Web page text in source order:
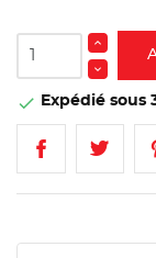
 Expédié sous